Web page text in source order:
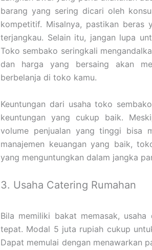
barang yang sering dicari oleh
kompetitif. Misalnya, pastikan
terjangkau. Selain itu, jangan lupa
Toko sembako seringkali
dan harga yang bersaing akan
berbelanja di toko kamu.
Keuntungan dari usaha toko
keuntungan yang cukup baik.
volume penjualan yang tinggi bisa
manajemen keuangan yang baik,
yang menguntungkan dalam jangka
3. Usaha Catering Rumahan
Bila memiliki bakat memasak,
tepat. Modal 5 juta rupiah cukup
Dapat memulai dengan menawarkan